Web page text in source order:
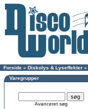
Forside » Diskolys & Lyseffekter »
Varegrupper
Avanceret søg